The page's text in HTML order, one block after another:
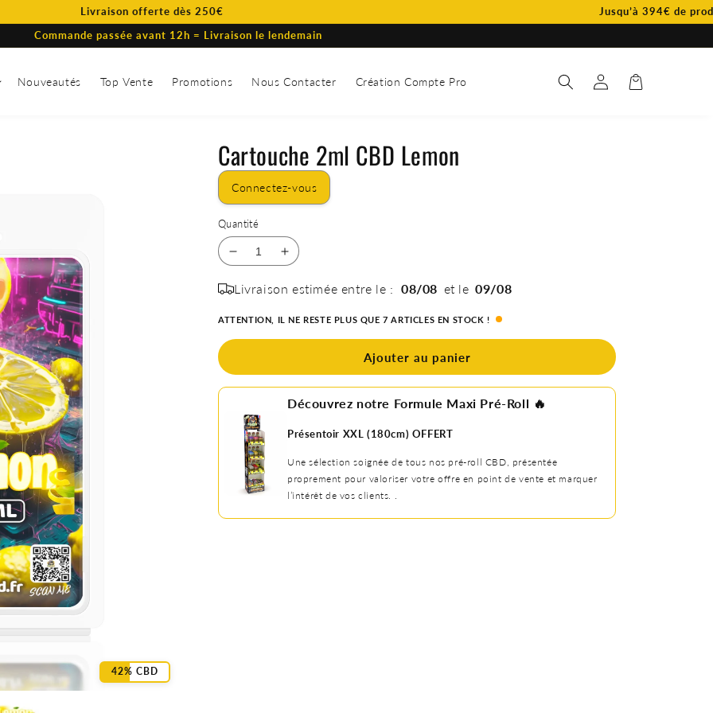
Livraison offerte dès 250€
Jusqu’à 394€ de produits
Commande passée avant 12h = Livraison le lendemain
Nouveautés Top Vente Promotions Nous Contacter Création Compte Pro Connexion Panier
42% CBD
Cartouche 2ml CBD Lemon
Connectez-vous
Quantité
Réduire
quantité
Cartouche
2ml
Lemon
Augmenter
quantité
Cartouche
2ml
Lemon
Livraison estimée entre le : 08/08 et le 09/08
ATTENTION, IL NE RESTE PLUS QUE 7 ARTICLES EN STOCK !
Ajouter au panier
Découvrez notre Formule Maxi Pré-Roll 🔥
Présentoir XXL (180cm) OFFERT
Une sélection soignée de tous nos pré-roll CBD, présentée
proprement pour valoriser votre offre en point de vente et marquer
l’intérêt de vos clients. .